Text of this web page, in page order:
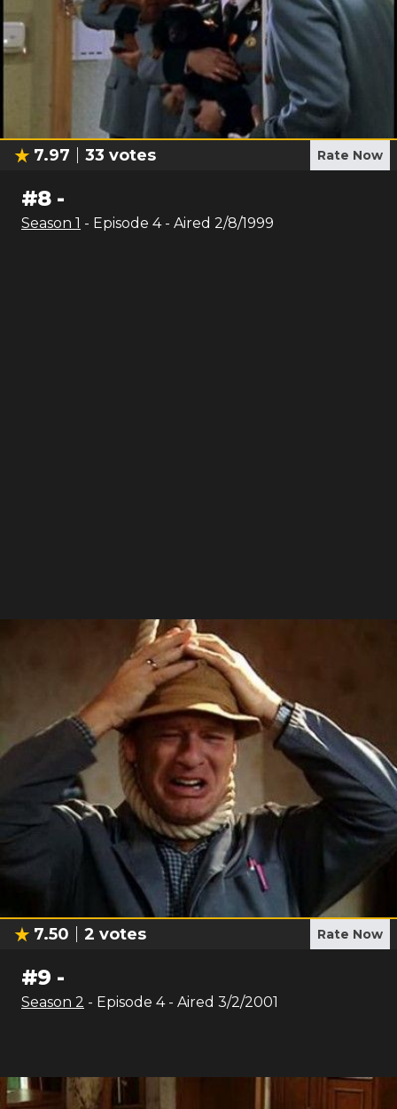
7.97 33 votes Rate Now
#8-
Season 1 - Episode 4- Aired 2/8/1999
7.50 2 votes Rate Now
#9 -
Season 2 - Episode 4- Aired 3/2/2001